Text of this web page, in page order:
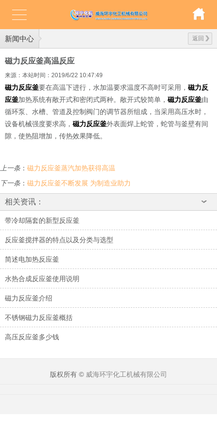
新闻中心 返回
磁力反应釜高温反应
来源：本站时间：2019/6/22 10:47:49
磁力反应釜要在高温下进行，水加温要求温度不高时可采用， 磁力反
应釜加热系统有敞开式和密闭式两种。敞开式较简单， 磁力反应釜由
循环泵、水槽、管道及控制阀门的调节器所组成，当采用高压水时，
设备机械强度要求高， 磁力反应釜外表面焊上蛇管，蛇管与釜壁有间
隙，使热阻增加，传热效果降低。
上一条： 磁力反应釜蒸汽加热获得高温
下一条： 磁力反应釜不断发展 为制造业助力
相关资讯：
带冷却隔套的新型反应釜
反应釜搅拌器的特点以及分类与选型
简述电加热反应釜
水热合成反应釜使用说明
磁力反应釜介绍
不锈钢磁力反应釜概括
高压反应釜多少钱
版权所有 © 威海环宇化工机械有限公司